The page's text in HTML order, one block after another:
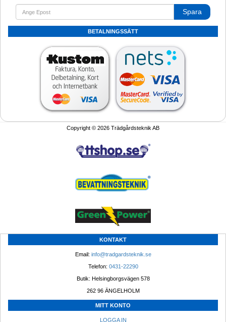
Spara
BETALNINGSSÄTT
Copyright © 2026 Trädgårdsteknik AB
KONTAKT
Email: info@tradgardsteknik.se
Telefon: 0431-22290
Butik: Helsingborgsvägen 578
262 96 ÄNGELHOLM
MITT KONTO
LOGGA IN